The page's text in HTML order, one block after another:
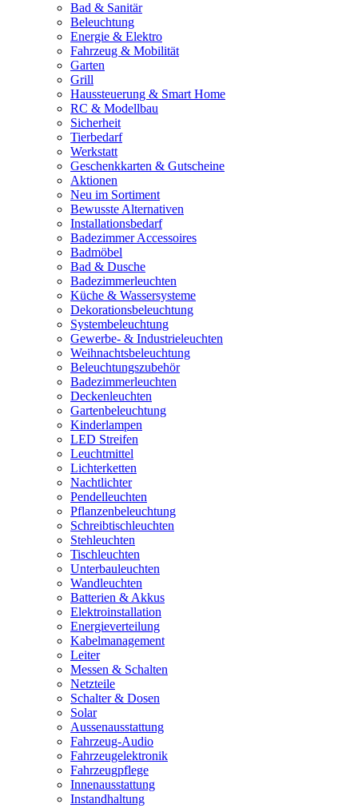
Bad & Sanitär
Beleuchtung
Energie & Elektro
Fahrzeug & Mobilität
Garten
Grill
Haussteuerung & Smart Home
RC & Modellbau
Sicherheit
Tierbedarf
Werkstatt
Geschenkkarten & Gutscheine
Aktionen
Neu im Sortiment
Bewusste Alternativen
Installationsbedarf
Badezimmer Accessoires
Badmöbel
Bad & Dusche
Badezimmerleuchten
Küche & Wassersysteme
Dekorationsbeleuchtung
Systembeleuchtung
Gewerbe- & Industrieleuchten
Weihnachtsbeleuchtung
Beleuchtungszubehör
Badezimmerleuchten
Deckenleuchten
Gartenbeleuchtung
Kinderlampen
LED Streifen
Leuchtmittel
Lichterketten
Nachtlichter
Pendelleuchten
Pflanzenbeleuchtung
Schreibtischleuchten
Stehleuchten
Tischleuchten
Unterbauleuchten
Wandleuchten
Batterien & Akkus
Elektroinstallation
Energieverteilung
Kabelmanagement
Leiter
Messen & Schalten
Netzteile
Schalter & Dosen
Solar
Aussenausstattung
Fahrzeug-Audio
Fahrzeugelektronik
Fahrzeugpflege
Innenausstattung
Instandhaltung